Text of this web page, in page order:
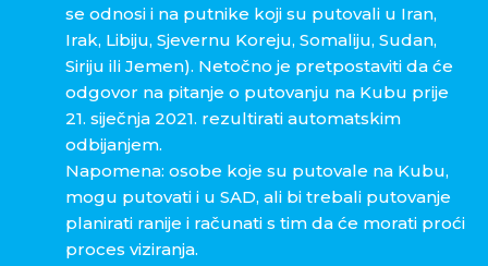
se odnosi i na putnike koji su putovali u Iran,
Irak, Libiju, Sjevernu Koreju, Somaliju, Sudan,
Siriju ili Jemen). Netočno je pretpostaviti da će
odgovor na pitanje o putovanju na Kubu prije
21. siječnja 2021. rezultirati automatskim
odbijanjem.
Napomena: osobe koje su putovale na Kubu,
mogu putovati i u SAD, ali bi trebali putovanje
planirati ranije i računati s tim da će morati proći
proces viziranja.